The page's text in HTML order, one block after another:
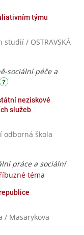
týmu
/ OSTRAVSKÁ
sociální péče a
neziskové
služeb
odborná škola
práce a sociální
téma
/ Masarykova